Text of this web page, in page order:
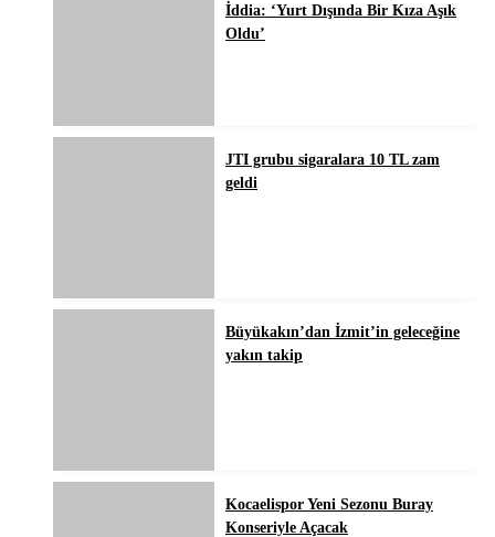
İddia: ‘Yurt Dışında Bir Kıza Aşık
Oldu’
JTI grubu sigaralara 10 TL zam
geldi
Büyükakın’dan İzmit’in geleceğine
yakın takip
Kocaelispor Yeni Sezonu Buray
Konseriyle Açacak